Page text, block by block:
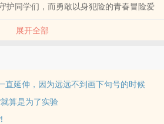
护同学们，而勇敢以身犯险的青春冒险爱
段超有气势的文案或对话，然后加粗加
望天
用前请小心，感谢<3
手可是七秒就忘记要做什么风一般的脑
展开全部
直延伸，因为远远不到画下句号的时候
算是为了实验